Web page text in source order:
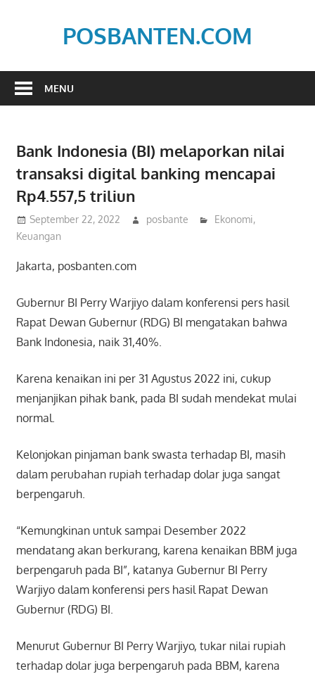
POSBANTEN.COM
Dan
MENU
Bank Indonesia (BI) melaporkan nilai
transaksi digital banking mencapai
Rp4.557,5 triliun
September 22, 2022 posbante Ekonomi,
Keuangan
Jakarta, posbanten.com
Gubernur BI Perry Warjiyo dalam konferensi pers hasil
Rapat Dewan Gubernur (RDG) BI mengatakan bahwa
Bank Indonesia, naik 31,40%.
Karena kenaikan ini per 31 Agustus 2022 ini, cukup
menjanjikan pihak bank, pada BI sudah mendekat mulai
normal.
Kelonjokan pinjaman bank swasta terhadap BI, masih
dalam perubahan rupiah terhadap dolar juga sangat
berpengaruh.
“Kemungkinan untuk sampai Desember 2022
mendatang akan berkurang, karena kenaikan BBM juga
berpengaruh pada BI”, katanya Gubernur BI Perry
Warjiyo dalam konferensi pers hasil Rapat Dewan
Gubernur (RDG) BI.
Menurut Gubernur BI Perry Warjiyo, tukar nilai rupiah
terhadap dolar juga berpengaruh pada BBM, karena